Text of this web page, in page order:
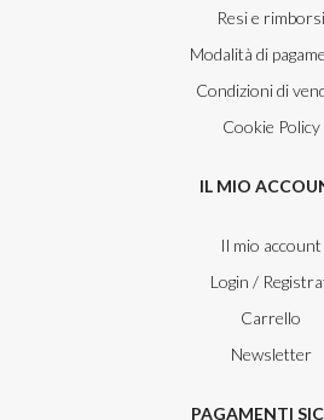
Resi e rimborsi
Modalità di
Condizioni di
Cookie Policy
IL MIO
Il mio account
Login /
Carrello
Newsletter
PAGAMENTI